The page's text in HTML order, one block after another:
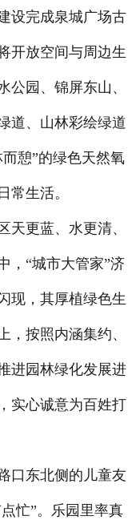
在线留言
联系我们
设完成泉城广场古
开放空间与周边生
公园、锦屏东山、
道、山林彩绘绿道
憩”的绿色天然氧
常生活。
更蓝、水更清、
，“城市大管家”济
现，其厚植绿色生
，按照内涵集约、
进园林绿化发展进
实心诚意为百姓打
东北侧的儿童友
忙”。乐园里率真